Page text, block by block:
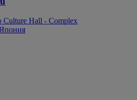
Hall - Complex